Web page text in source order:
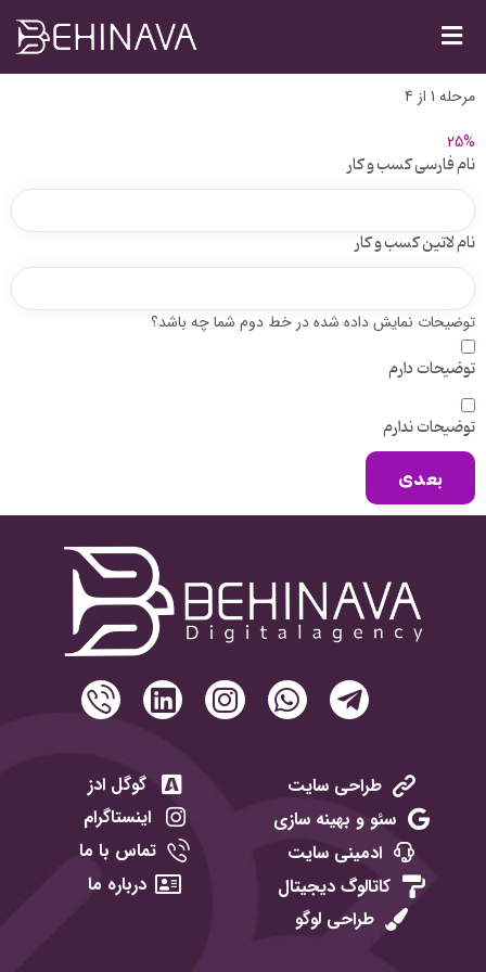
مرحله 1 از 4
25%
نام فارسی کسب و کار
نام لاتین کسب و کار
توضیحات نمایش داده شده در خط دوم شما چه باشد؟
توضیحات دارم
توضیحات ندارم
طراحی سایت
سئو و بهینه سازی
ادمینی سایت
کاتالوگ دیجیتال
طراحی لوگو
گوگل ادز
اینستاگرام
تماس با ما
درباره ما